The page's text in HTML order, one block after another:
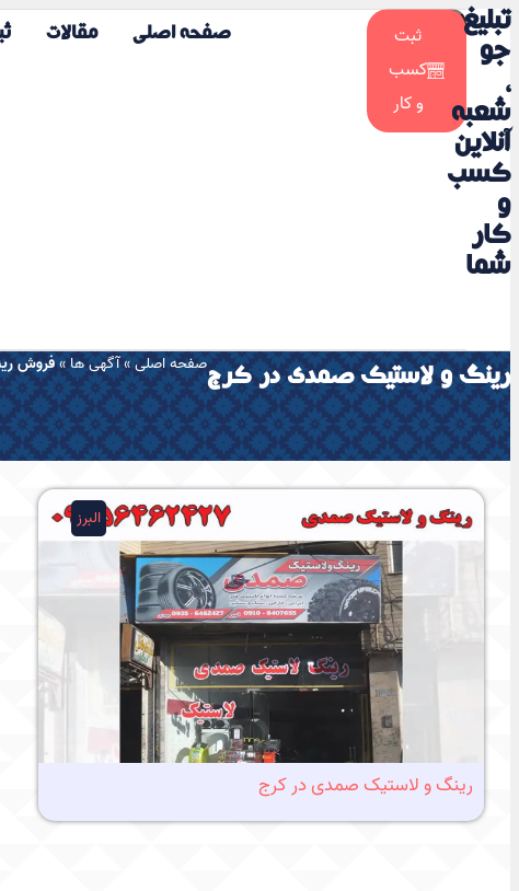
تبلیغ
جو
،
شعبه
آنلاین
کسب
و
کار
شما
ثبت
کسب
و کار
صفحه اصلی مقالات
رینگ و لاستیک صمدی در کرج
صفحه اصلی»آگهی ها»فروش
البرز
رینگ و لاستیک صمدی در کرج